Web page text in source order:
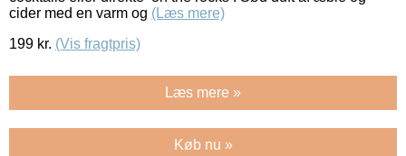
cider med en varm og (Læs mere)
199 kr. (Vis fragtpris)
Læs mere »
Køb nu »